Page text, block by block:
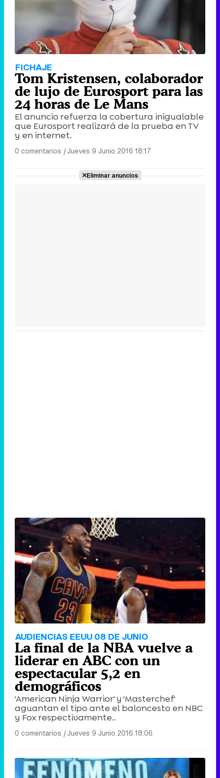
FICHAJE
Tom Kristensen, colaborador
de lujo de Eurosport para las
24 horas de Le Mans
El anuncio refuerza la cobertura inigualable
que Eurosport realizará de la prueba en TV
y en internet.
0 comentarios |Jueves 9 Junio 2016 18:17
Eliminar anuncios
AUDIENCIAS EEUU 08 DE JUNIO
La final de la NBA vuelve a
liderar en ABC con un
espectacular 5,2 en
demográficos
'American Ninja Warrior' y 'Masterchef'
aguantan el tipo ante el baloncesto en NBC
y Fox respectivamente..
0 comentarios |Jueves 9 Junio 2016 18:06